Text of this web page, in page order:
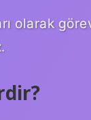
olarak